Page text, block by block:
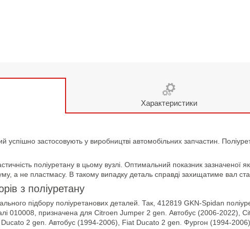
Характеристики
успішно застосовують у виробництві автомобільних запчастин.
поліуретану в цьому вузлі. Оптимальний показник зазначеної
а не пластмасу. В такому випадку деталь справді захищатиме вал
з поліуретану
підбору поліуретанових деталей. Так, 412819 GKN-Spidan
010008, призначена для Citroen Jumper 2 gen. Автобус (2006-
2 gen. Автобус (1994-2006), Fiat Ducato 2 gen. Фургон (1994-